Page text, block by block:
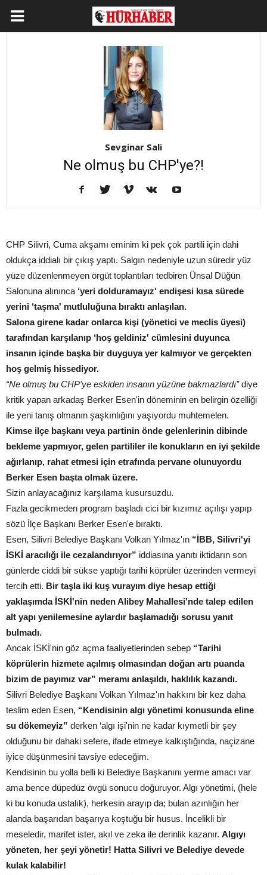
Sevginar Sali
Ne olmuş bu CHP'ye?!
CHP Silivri, Cuma akşamı eminim ki pek çok partili için dahi
oldukça iddialı bir çıkış yaptı. Salgın nedeniyle uzun süredir yüz
yüze düzenlenmeyen örgüt toplantıları tedbiren Ünsal Düğün
Salonuna alınınca ‘yeri dolduramayız' endişesi kısa sürede
yerini ‘taşma' mutluluğuna bıraktı anlaşılan.
Salona girene kadar onlarca kişi (yönetici ve meclis üyesi)
tarafından karşılanıp ‘hoş geldiniz' cümlesini duyunca
insanın içinde başka bir duyguya yer kalmıyor ve gerçekten
hoş gelmiş hissediyor.
“Ne olmuş bu CHP'ye eskiden insanın yüzüne bakmazlardı”diye
kritik yapan arkadaş Berker Esen'in döneminin en belirgin özelliği
ile yeni tanış olmanın şaşkınlığını yaşıyordu muhtemelen.
Kimse ilçe başkanı veya partinin önde gelenlerinin dibinde
bekleme yapmıyor, gelen partililer ile konukların en iyi şekilde
ağırlanıp, rahat etmesi için etrafında pervane olunuyordu
Berker Esen başta olmak üzere.
Sizin anlayacağınız karşılama kusursuzdu.
Fazla gecikmeden program başladı cici bir kızımız açılışı yapıp
sözü İlçe Başkanı Berker Esen'e bıraktı.
Esen, Silivri Belediye Başkanı Volkan Yılmaz'ın “İBB, Silivri'yi
İSKİ aracılığı ile cezalandırıyor” iddiasına yanıtı iktidarın son
günlerde ciddi bir sükse yaptığı tarihi köprüler üzerinden vermeyi
tercih etti. Bir taşla iki kuş vurayım diye hesap ettiği
yaklaşımda İSKİ'nin neden Alibey Mahallesi'nde talep edilen
alt yapı yenilemesine aylardır başlamadığı sorusu yanıt
bulmadı.
Ancak İSKİ'nin göz açma faaliyetlerinden sebep “Tarihi
köprülerin hizmete açılmış olmasından doğan artı puanda
bizim de payımız var” meramı anlaşıldı, haklılık kazandı.
Silivri Belediye Başkanı Volkan Yılmaz'ın hakkını bir kez daha
teslim eden Esen, “Kendisinin algı yönetimi konusunda eline
su dökemeyiz” derken ‘algı işi'nin ne kadar kıymetli bir şey
olduğunu bir dahaki sefere, ifade etmeye kalkıştığında, naçizane
iyice düşünmesini tavsiye edeceğim.
Kendisinin bu yolla belli ki Belediye Başkanını yerme amacı var
ama bence düpedüz övgü sonucu doğuruyor. Algı yönetimi, (hele
ki bu konuda ustalık), herkesin arayıp da; bulan azınlığın her
alanda başarıdan başarıya koştuğu bir husus. İncelikli bir
meseledir, marifet ister, akıl ve zeka ile derinlik kazanır. Algıyı
yöneten, her şeyi yönetir! Hatta Silivri ve Belediye devede
kulak kalabilir!